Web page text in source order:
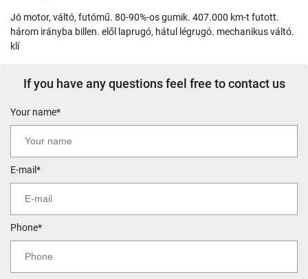
jó motor, váltó, futómű. 80-90%-os gumik. 407.000 km-t futott.
három irányba billen. elől laprugó, hátul légrugó. mechanikus váltó.
klí
If you have any questions feel free to contact us
Your name*
E-mail*
Phone*